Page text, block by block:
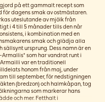
på ett gammalt recept som
dagens smak av ostmästaren.
uteslutande av mjölk från
i 4 till 5 månader tills den når
i kombination med en
smak och glädja alla
ursprung. Dess namn är en
som har vandrat runt i
var en traditionell
honom från maj, under
till september, för nedstigningen
(bredzon) och halmkåpan, tog
som markerar hans
och mer. Fetthalt i